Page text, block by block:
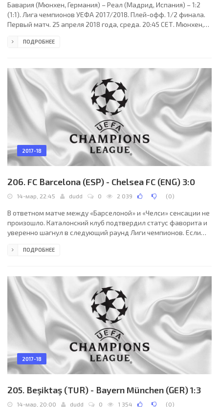
Бавария (Мюнхен, Германия) – Реал (Мадрид, Испания) – 1:2
(1:1). Лига чемпионов УЕФА 2017/2018. Плей-офф. 1/2 финала.
Первый матч. 25 апреля 2018 года, среда. 20:45 СЕТ. Мюнхен,
зрителей (93 % при вместимости 75000). Главный арбитр:
Резервный арбитр: Харлес Схаап (Голландия).
Дополнительные помощники рефери: Пол ван Букел,
ПОДРОБНЕЕ
2017-18
206. FC Barcelona (ESP) - Chelsea FC (ENG) 3:0
14-мар, 22:45 dudd 0 2 039 (0)
В ответном матче между «Барселоной» и «Челси» сенсации не
произошло. Каталонский клуб подтвердил статус фаворита и
уверенно шагнул в следующий раунд Лиги чемпионов. Если
команда Эрнесто Вальверде выиграла легко. Это не совсем
забивать, но с реализацией голевых возможностей у
коллектива Антонио Конте возникли существенные
ПОДРОБНЕЕ
2017-18
205. Beşiktaş (TUR) - Bayern München (GER) 1:3
14-мар, 20:00 dudd 0 1 354 (0)